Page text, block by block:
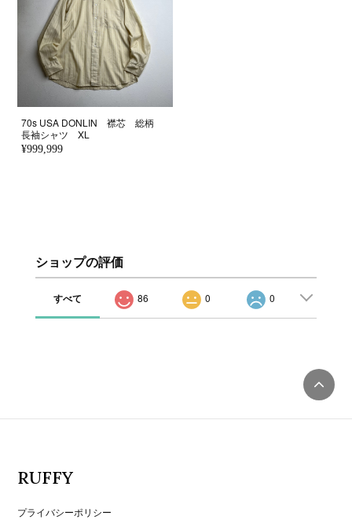
70s USA DONLIN 襟芯 総柄
長袖シャツ XL
¥999,999
ショップの評価
すべて 86 0 0
RUFFY
プライバシーポリシー